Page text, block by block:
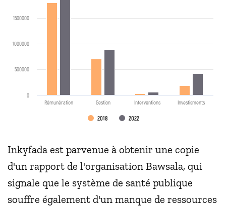
Rémunération Gestion Interventions Investisments
0
500000
1000000
1500000
2018 2022
Inkyfada est parvenue à obtenir une copie
d'un rapport de l'organisation Bawsala, qui
signale que le système de santé publique
souffre également d'un manque de ressources